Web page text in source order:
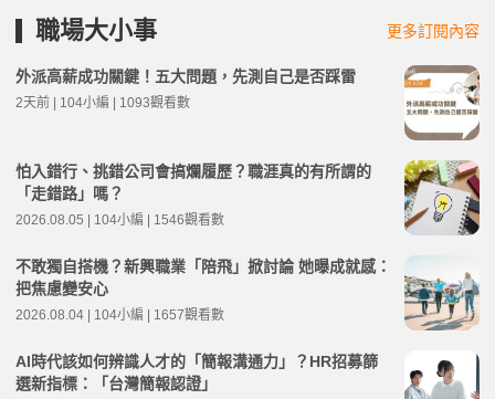
職場大小事 更多訂閱內容
外派高薪成功關鍵！五大問題，先測自己是否踩雷
2天前 | 104小編 | 1093觀看數
怕入錯行、挑錯公司會搞爛履歷？職涯真的有所謂的
「走錯路」嗎？
2026.08.05 | 104小編 | 1546觀看數
不敢獨自搭機？新興職業「陪飛」掀討論 她曝成就感：
把焦慮變安心
2026.08.04 | 104小編 | 1657觀看數
AI時代該如何辨識人才的「簡報溝通力」？HR招募篩
選新指標：「台灣簡報認證」